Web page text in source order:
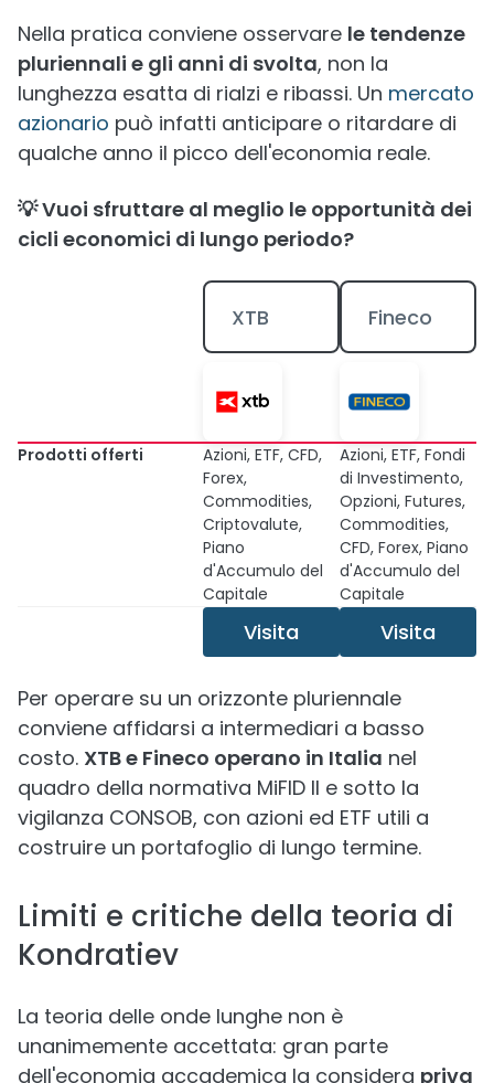
Nella pratica conviene osservare le tendenze
pluriennali e gli anni di svolta, non la
lunghezza esatta di rialzi e ribassi. Un mercato
azionario può infatti anticipare o ritardare di
qualche anno il picco dell'economia reale.
💡 Vuoi sfruttare al meglio le opportunità dei
cicli economici di lungo periodo?
XTB Fineco
Prodotti offerti
Azioni, ETF, CFD,
Forex,
Commodities,
Criptovalute,
Piano
d'Accumulo del
Capitale
Azioni, ETF, Fondi
di Investimento,
Opzioni, Futures,
Commodities,
CFD, Forex, Piano
d'Accumulo del
Capitale
Visita Visita
Per operare su un orizzonte pluriennale
conviene affidarsi a intermediari a basso
costo. XTB e Fineco operano in Italia nel
quadro della normativa MiFID II e sotto la
vigilanza CONSOB, con azioni ed ETF utili a
costruire un portafoglio di lungo termine.
Limiti e critiche della teoria di
Kondratiev
La teoria delle onde lunghe non è
unanimemente accettata: gran parte
dell'economia accademica la considera priva